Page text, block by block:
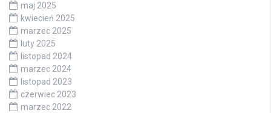
maj 2025
kwiecień 2025
marzec 2025
luty 2025
listopad 2024
marzec 2024
listopad 2023
czerwiec 2023
marzec 2022